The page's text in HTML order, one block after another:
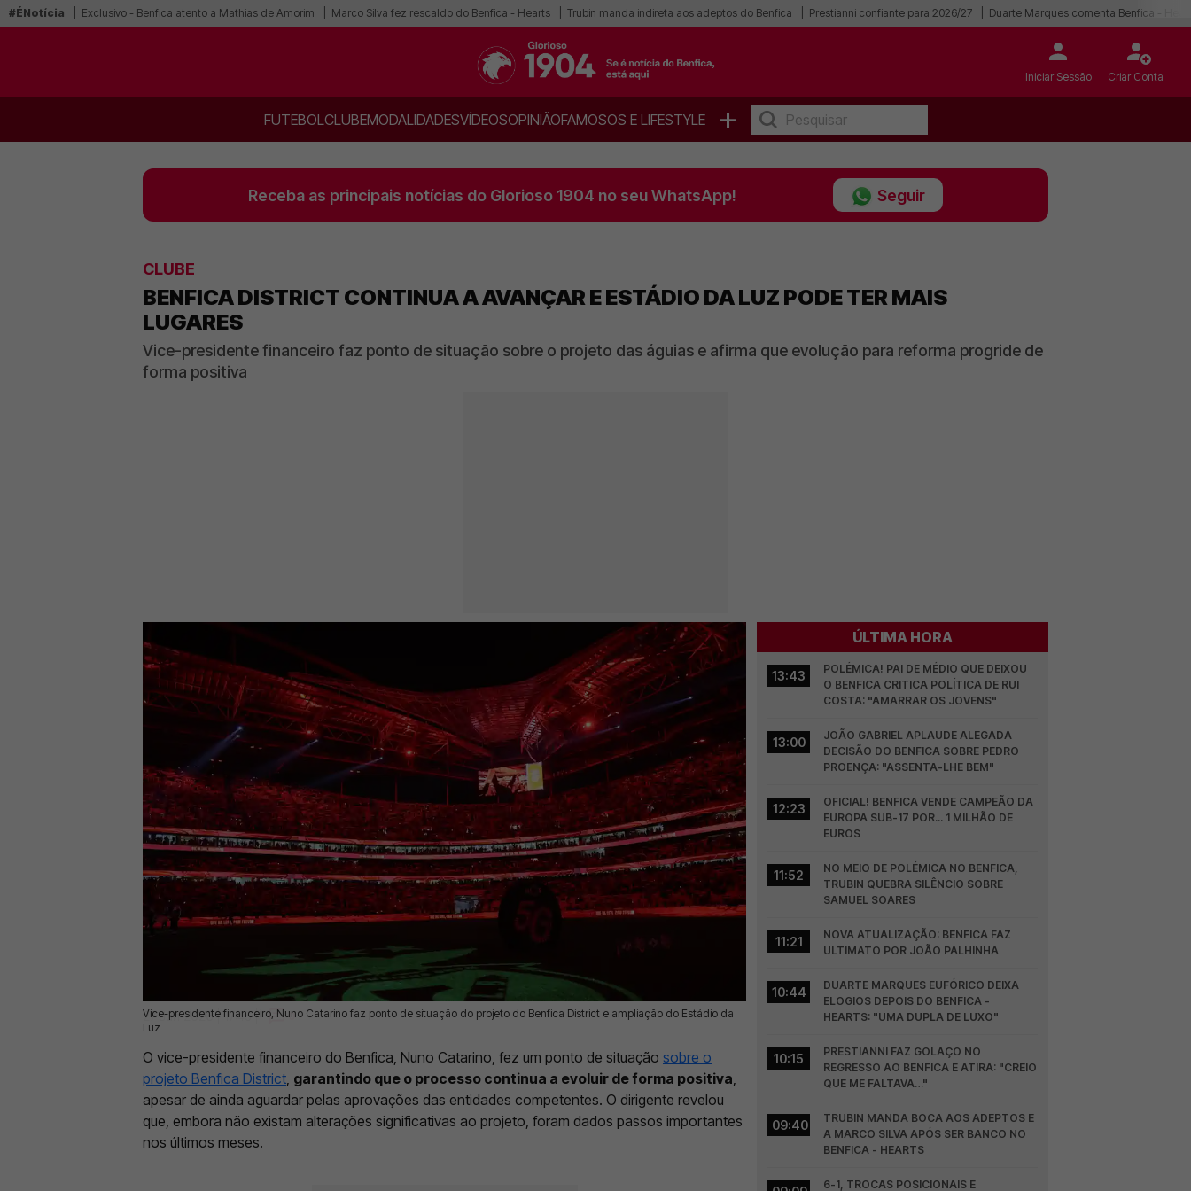
#ÉNotícia Exclusivo - Benfica atento a Mathias de Amorim Marco Silva fez rescaldo do Benfica - Hearts Trubin manda indireta aos adeptos do Benfica Prestianni confiante para 2026/27 Duarte Marques comenta Benfica -
Iniciar Sessão Criar Conta
FUTEBOLCLUBEMODALIDADESVÍDEOSOPINIÃOFAMOSOS E LIFESTYLE +
Receba as principais notícias do Glorioso 1904 no seu WhatsApp! Seguir
CLUBE
BENFICA DISTRICT CONTINUA A AVANÇAR E ESTÁDIO DA LUZ PODE TER MAIS
LUGARES
Vice-presidente financeiro faz ponto de situação sobre o projeto das águias e afirma que evolução para reforma progride de
forma positiva
Vice-presidente financeiro, Nuno Catarino faz ponto de situação do projeto do Benfica District e ampliação do Estádio da
Luz
27 Jun 2026 | 17:45 | 0
O vice-presidente financeiro do Benfica, Nuno Catarino, fez um ponto de situação sobre o
projeto Benfica District garantindo que o processo continua a evoluir de forma positiva
apesar de ainda aguardar pelas aprovações das entidades competentes. O dirigente revelou
que, embora não existam alterações significativas ao projeto, foram dados passos importantes
nos últimos meses.
ÚLTIMA HORA
13:43
POLÉMICA! PAI DE MÉDIO QUE DEIXOU
O BENFICA CRITICA POLÍTICA DE RUI
COSTA: "AMARRAR OS JOVENS"
13:00
JOÃO GABRIEL APLAUDE ALEGADA
DECISÃO DO BENFICA SOBRE PEDRO
PROENÇA: "ASSENTA-LHE BEM"
12:23
OFICIAL! BENFICA VENDE CAMPEÃO DA
EUROPA SUB-17 POR... 1 MILHÃO DE
EUROS
11:52
NO MEIO DE POLÉMICA NO BENFICA,
TRUBIN QUEBRA SILÊNCIO SOBRE
SAMUEL SOARES
11:21
NOVA ATUALIZAÇÃO: BENFICA FAZ
ULTIMATO POR JOÃO PALHINHA
10:44
DUARTE MARQUES EUFÓRICO DEIXA
ELOGIOS DEPOIS DO BENFICA -
HEARTS: "UMA DUPLA DE LUXO"
10:15
PRESTIANNI FAZ GOLAÇO NO
REGRESSO AO BENFICA E ATIRA: "CREIO
QUE ME FALTAVA…"
09:40
TRUBIN MANDA BOCA AOS ADEPTOS E
A MARCO SILVA APÓS SER BANCO NO
BENFICA - HEARTS
6-1, TROCAS POSICIONAIS E